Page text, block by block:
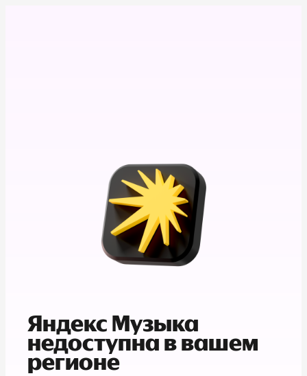
Яндекс Музыка
недоступна в вашем
регионе